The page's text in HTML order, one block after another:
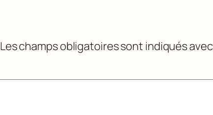
Les champs obligatoires sont indiqués